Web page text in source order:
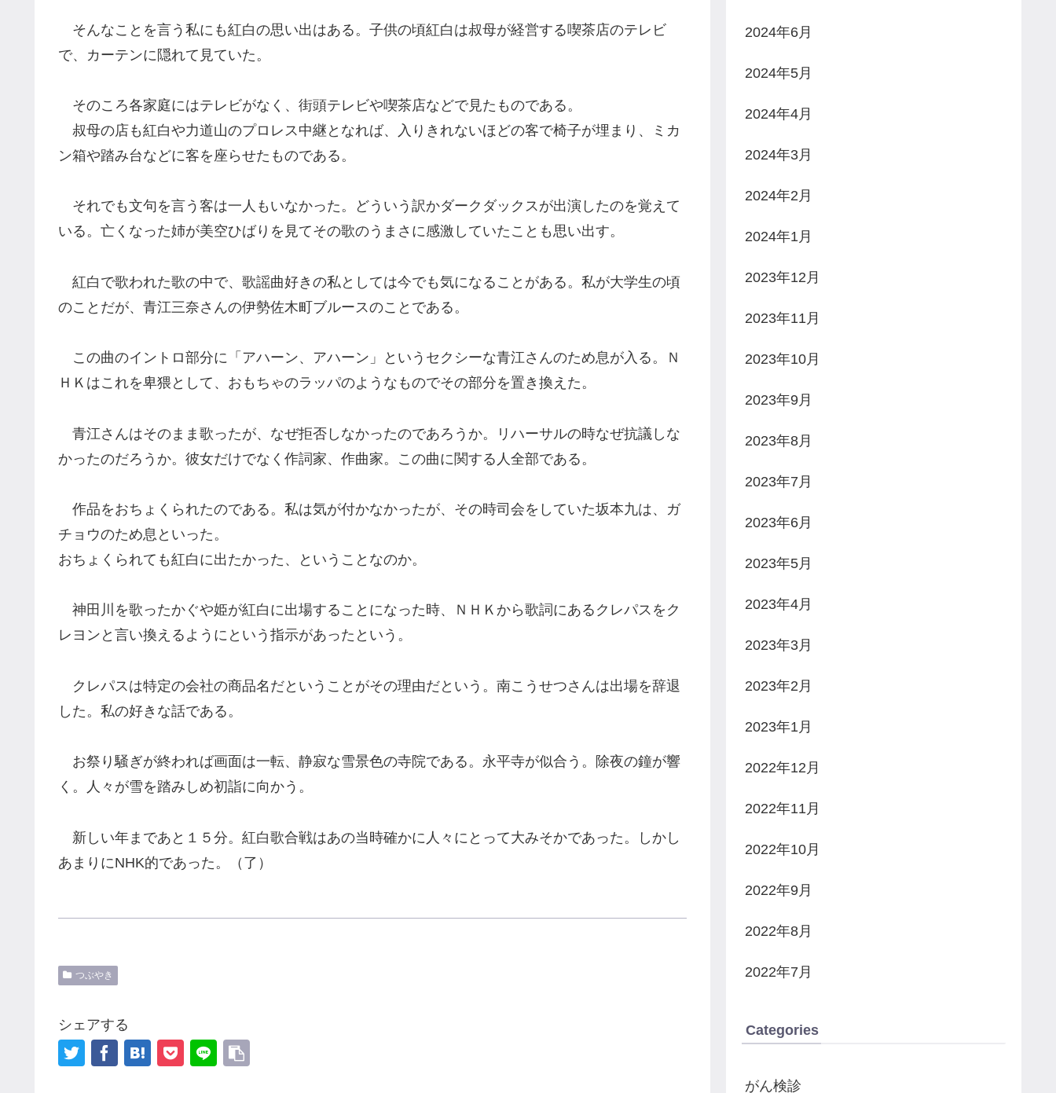
そんなことを言う私にも紅白の思い出はある。子供の頃紅白は叔母が経営する喫茶店のテレビ
で、カーテンに隠れて見ていた。
そのころ各家庭にはテレビがなく、街頭テレビや喫茶店などで見たものである。
叔母の店も紅白や力道山のプロレス中継となれば、入りきれないほどの客で椅子が埋まり、ミカ
ン箱や踏み台などに客を座らせたものである。
それでも文句を言う客は一人もいなかった。どういう訳かダークダックスが出演したのを覚えて
いる。亡くなった姉が美空ひばりを見てその歌のうまさに感激していたことも思い出す。
紅白で歌われた歌の中で、歌謡曲好きの私としては今でも気になることがある。私が大学生の頃
のことだが、青江三奈さんの伊勢佐木町ブルースのことである。
この曲のイントロ部分に「アハーン、アハーン」というセクシーな青江さんのため息が入る。Ｎ
ＨＫはこれを卑猥として、おもちゃのラッパのようなものでその部分を置き換えた。
青江さんはそのまま歌ったが、なぜ拒否しなかったのであろうか。リハーサルの時なぜ抗議しな
かったのだろうか。彼女だけでなく作詞家、作曲家。この曲に関する人全部である。
作品をおちょくられたのである。私は気が付かなかったが、その時司会をしていた坂本九は、ガ
チョウのため息といった。
おちょくられても紅白に出たかった、ということなのか。
神田川を歌ったかぐや姫が紅白に出場することになった時、ＮＨＫから歌詞にあるクレパスをク
レヨンと言い換えるようにという指示があったという。
クレパスは特定の会社の商品名だということがその理由だという。南こうせつさんは出場を辞退
した。私の好きな話である。
お祭り騒ぎが終われば画面は一転、静寂な雪景色の寺院である。永平寺が似合う。除夜の鐘が響
く。人々が雪を踏みしめ初詣に向かう。
新しい年まであと１５分。紅白歌合戦はあの当時確かに人々にとって大みそかであった。しかし
あまりにNHK的であった。（了）
つぶやき
シェアする
2024年6月
2024年5月
2024年4月
2024年3月
2024年2月
2024年1月
2023年12月
2023年11月
2023年10月
2023年9月
2023年8月
2023年7月
2023年6月
2023年5月
2023年4月
2023年3月
2023年2月
2023年1月
2022年12月
2022年11月
2022年10月
2022年9月
2022年8月
2022年7月
Categories
がん検診